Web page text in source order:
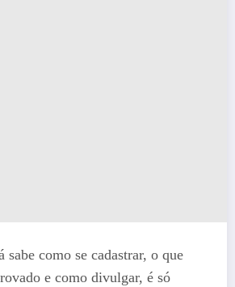
sabe como se cadastrar, o que
e como divulgar, é só